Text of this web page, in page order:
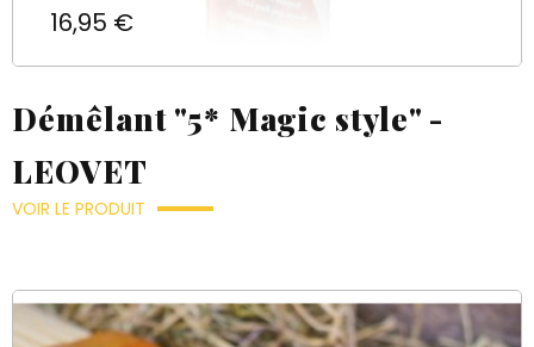
Prix
16,95 €
Démêlant "5* Magic style" -
LEOVET
VOIR LE PRODUIT